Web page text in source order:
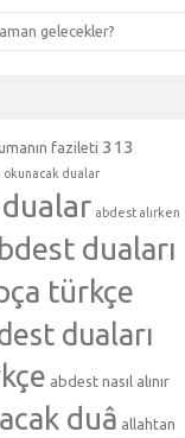
gelecekler?
fazileti 313
okunacak dualar
abdest alırken
duaları
türkçe
duaları
abdest nasıl alınır
duâ allahtan